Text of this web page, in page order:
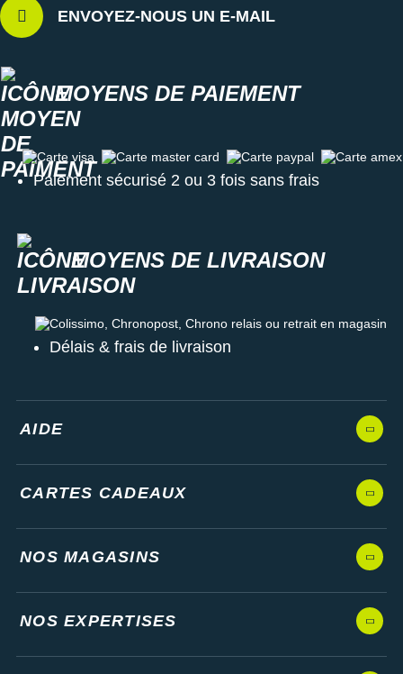
ENVOYEZ-NOUS UN E-MAIL
MOYENS DE PAIEMENT
Carte visa Carte master card Carte paypal Carte amex
Paiement sécurisé 2 ou 3 fois sans frais
MOYENS DE LIVRAISON
Colissimo, Chronopost, Chrono relais ou retrait en magasin
Délais & frais de livraison
AIDE
CARTES CADEAUX
NOS MAGASINS
NOS EXPERTISES